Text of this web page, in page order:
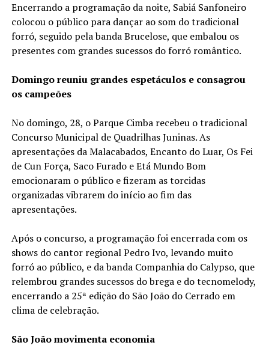
Encerrando a programação da noite, Sabiá Sanfoneiro
colocou o público para dançar ao som do tradicional
forró, seguido pela banda Brucelose, que embalou os
presentes com grandes sucessos do forró romântico.
Domingo reuniu grandes espetáculos e consagrou
os campeões
No domingo, 28, o Parque Cimba recebeu o tradicional
Concurso Municipal de Quadrilhas Juninas. As
apresentações da Malacabados, Encanto do Luar, Os Fei
de Cun Força, Saco Furado e Etá Mundo Bom
emocionaram o público e fizeram as torcidas
organizadas vibrarem do início ao fim das
apresentações.
Após o concurso, a programação foi encerrada com os
shows do cantor regional Pedro Ivo, levando muito
forró ao público, e da banda Companhia do Calypso, que
relembrou grandes sucessos do brega e do tecnomelody,
encerrando a 25ª edição do São João do Cerrado em
clima de celebração.
São João movimenta economia